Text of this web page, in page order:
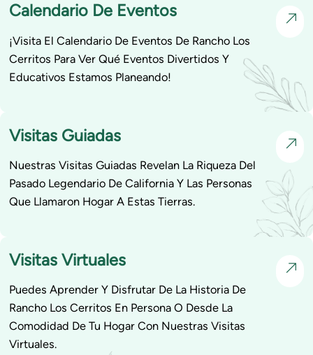
Calendario De Eventos
¡Visita El Calendario De Eventos De Rancho Los
Cerritos Para Ver Qué Eventos Divertidos Y
Educativos Estamos Planeando!
Visitas Guiadas
Nuestras Visitas Guiadas Revelan La Riqueza Del
Pasado Legendario De California Y Las Personas
Que Llamaron Hogar A Estas Tierras.
Visitas Virtuales
Puedes Aprender Y Disfrutar De La Historia De
Rancho Los Cerritos En Persona O Desde La
Comodidad De Tu Hogar Con Nuestras Visitas
Virtuales.